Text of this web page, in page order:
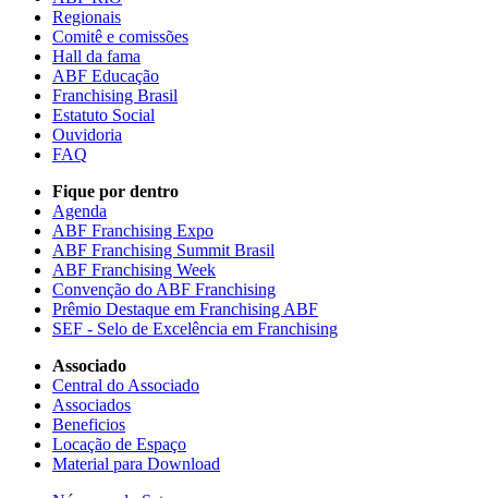
Regionais
Comitê e comissões
Hall da fama
ABF Educação
Franchising Brasil
Estatuto Social
Ouvidoria
FAQ
Fique por dentro
Agenda
ABF Franchising Expo
ABF Franchising Summit Brasil
ABF Franchising Week
Convenção do ABF Franchising
Prêmio Destaque em Franchising ABF
SEF - Selo de Excelência em Franchising
Associado
Central do Associado
Associados
Beneficios
Locação de Espaço
Material para Download